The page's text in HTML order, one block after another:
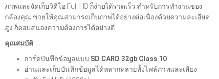
ภาพและจัดเก็บวิดีโอ Full HD ก็ง่ายได้รวดเร็ว สำหรับการทำงานของ
กล้องคุณ ช่วยให้คุณสามารถเก็บภาพได้อย่างต่อเนื่องด้วยความละเอียด
สูง ก็ตอบสนองความต้องการได้อย่างดี
คุณสมบัติ
การ์ดบันทึกข้อมูลแบบ SD CARD 32gb Class 10
อ่านและเก็บบันทึกข้อมูลได้หลากหลายทั้งไฟล์ภาพและเสียง